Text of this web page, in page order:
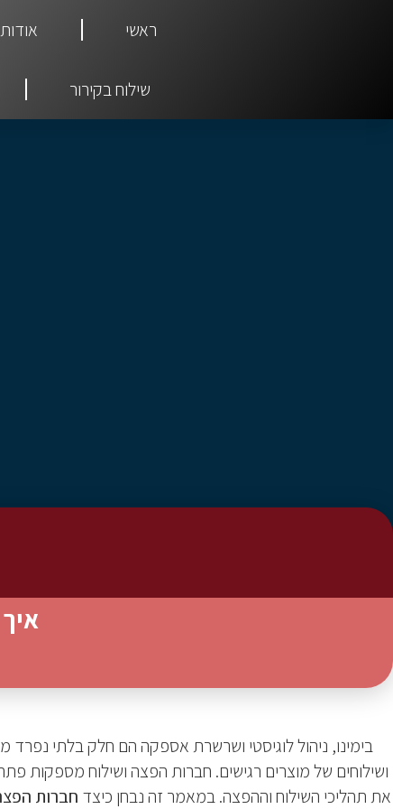
ראשי אודות
שילוח בקירור
בימינו, ניהול לוגיסטי ושרשרת אספקה הם חלק בלתי
ושילוחים של מוצרים רגישים. חברות הפצה ושילוח מספקות
את תהליכי השילוח וההפצה. במאמר זה נבחן כיצד חברות